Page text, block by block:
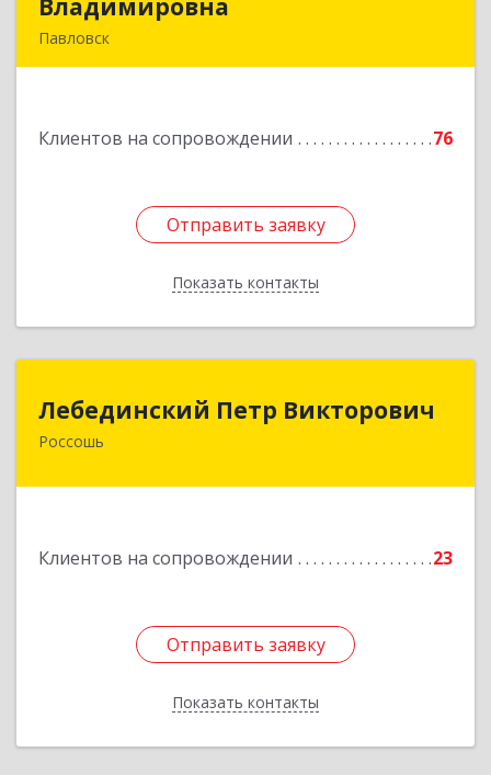
Владимировна
Павловск
Клиентов на сопровождении 76
Отправить заявку
Показать контакты
Подробнее
Отправить заявку
Назад
Лебединский Петр Викторович
Россошь
Клиентов на сопровождении 23
Отправить заявку
Показать контакты
Лебединский Петр Викторович
396650, Воронежская обл., г. Россошь, пер.
Отправить заявку
Назад